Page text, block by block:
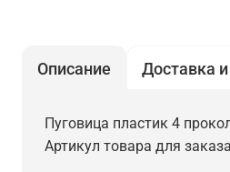
Описание Доставка
Пуговица пластик 4
Артикул товара для